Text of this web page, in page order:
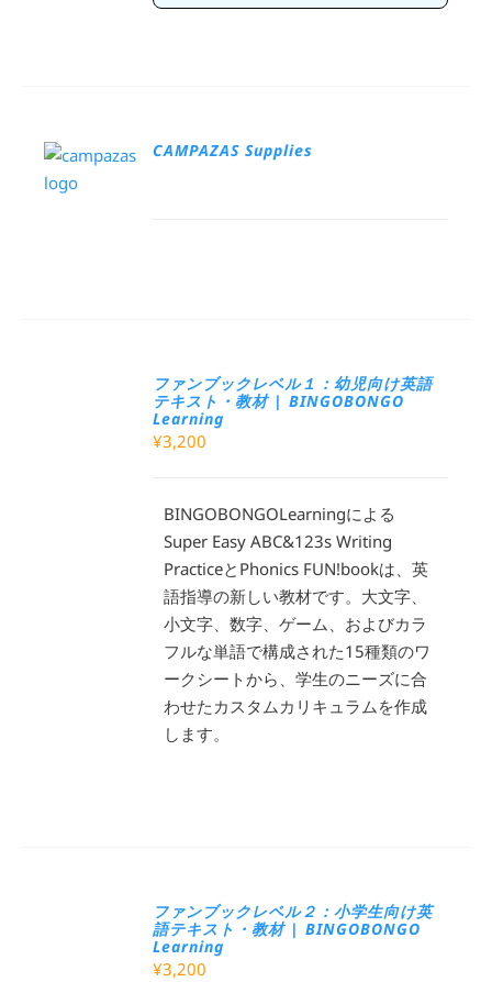
CAMPAZAS Supplies
ファンブックレベル１：幼児向け英語
テキスト・教材 | BINGOBONGO
Learning
¥3,200
BINGOBONGOLearningによる
Super Easy ABC&123s Writing
PracticeとPhonics FUN!bookは、英
語指導の新しい教材です。大文字、
小文字、数字、ゲーム、およびカラ
フルな単語で構成された15種類のワ
ークシートから、学生のニーズに合
わせたカスタムカリキュラムを作成
します。
ファンブックレベル２：小学生向け英
語テキスト・教材 | BINGOBONGO
Learning
¥3,200